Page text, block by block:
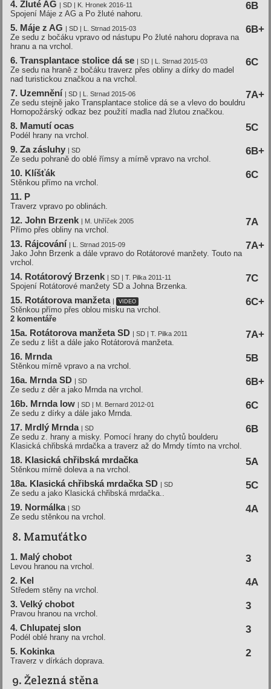
4. Žluté AG | SD | K. Hronek 2016-11 6B
Spojení Máje z AG a Po žluté nahoru.
5. Máje z AG | SD | L. Strnad 2015-03 6B+
Ze sedu z bočáku vpravo od nástupu Po žluté nahoru doprava na
hranu a na vrchol.
6. Transplantace stolice dá se | SD | L. Strnad 2015-03 6C
Ze sedu na hraně z bočáku traverz přes obliny a dírky do madel
nad turistickou značkou a na vrchol.
7. Uzemnění | SD | L. Strnad 2015-06 7A+
Ze sedu stejně jako Transplantace stolice dá se a vlevo do bouldru
Hornopožárský odkaz bez použití madla nad žlutou značkou.
8. Mamutí ocas 5C
Podél hrany na vrchol.
9. Za zásluhy | SD 6B+
Ze sedu pohraně do oblé římsy a mírně vpravo na vrchol.
10. Klíšťák 6C
Stěnkou přímo na vrchol.
11. P
Traverz vpravo po oblinách.
12. John Brzenk | M. Uhříček 2005 7A
Přímo přes obliny na vrchol.
13. Rájcování | L. Strnad 2015-09 7A+
Jako John Brzenk a dále vpravo do Rotátorové manžety. Touto na
vrchol.
14. Rotátorový Brzenk | SD | T. Pilka 2011-11 7C
Spojení Rotátorové manžety SD a Johna Brzenka.
15. Rotátorova manžeta | VIDEO 6C+
Stěnkou přímo přes oblou misku na vrchol.
2 komentáře
15a. Rotátorova manžeta SD | SD | T. Pilka 2011 7A+
Ze sedu z lišt a dále jako Rotátorová manžeta.
16. Mrnda 5B
Stěnkou mírně vpravo a na vrchol.
16a. Mrnda SD | SD 6B+
Ze sedu z děr a jako Mrnda na vrchol.
16b. Mrnda low | SD | M. Bernard 2012-01 6C
Ze sedu z dírky a dále jako Mrnda.
17. Mrdlý Mrnda | SD 6B
Ze sedu z. hrany a misky. Pomocí hrany do chytů boulderu
Klasická chřibská mrdačka a traverz až do Mrndy tímto na vrchol.
18. Klasická chřibská mrdačka 5A
Stěnkou mírně doleva a na vrchol.
18a. Klasická chřibská mrdačka SD | SD 5C
Ze sedu a jako Klasická chřibská mrdačka..
19. Normálka | SD 4A
Ze sedu stěnkou na vrchol.
8. Mamuťátko
1. Malý chobot 3
Levou hranou na vrchol.
2. Kel 4A
Středem stěny na vrchol.
3. Velký chobot 3
Pravou hranou na vrchol.
4. Chlupatej slon 3
Podél oblé hrany na vrchol.
5. Kokinka 2
Traverz v dírkách doprava.
9. Železná stěna